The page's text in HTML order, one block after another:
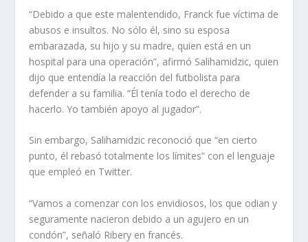
“Debido a que este malentendido, Franck fue víctima de
abusos e insultos. No sólo él, sino su esposa
embarazada, su hijo y su madre, quien está en un
hospital para una operación”, afirmó Salihamidzic, quien
dijo que entendía la reacción del futbolista para
defender a su familia. “Él tenía todo el derecho de
hacerlo. Yo también apoyo al jugador”.
Sin embargo, Salihamidzic reconoció que “en cierto
punto, él rebasó totalmente los límites” con el lenguaje
que empleó en Twitter.
“Vamos a comenzar con los envidiosos, los que odian y
seguramente nacieron debido a un agujero en un
condón”, señaló Ribery en francés.